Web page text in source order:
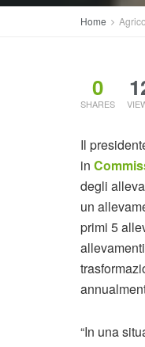
Home
0
SHARES
Il
in
degli
un
primi 5
“In una